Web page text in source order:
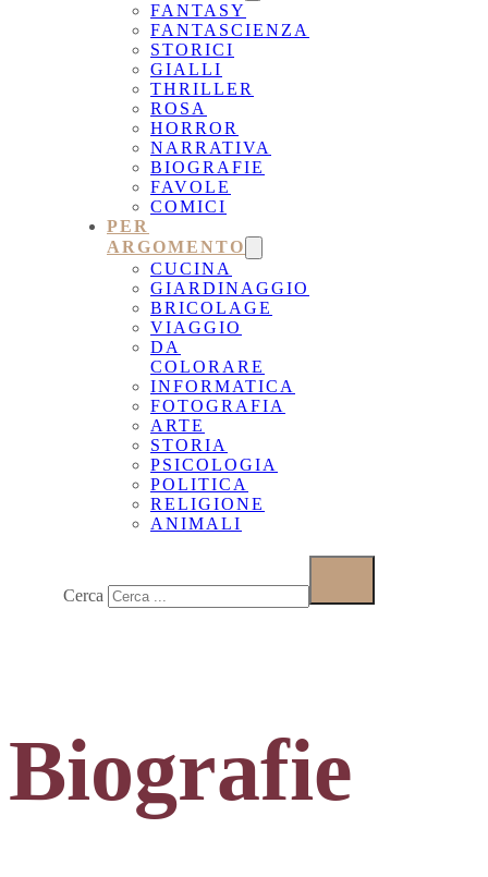
FANTASY
FANTASCIENZA
STORICI
GIALLI
THRILLER
ROSA
HORROR
NARRATIVA
BIOGRAFIE
FAVOLE
COMICI
PER
ARGOMENTO
CUCINA
GIARDINAGGIO
BRICOLAGE
VIAGGIO
DA
COLORARE
INFORMATICA
FOTOGRAFIA
ARTE
STORIA
PSICOLOGIA
POLITICA
RELIGIONE
ANIMALI
Cerca
Biografie